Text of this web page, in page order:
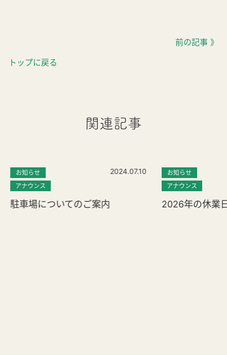
トップに戻る
前の記事 》
関連記事
お知らせ
アナウンス
2024.07.10
駐車場についてのご案内
お知らせ
アナウンス
2026年の休業